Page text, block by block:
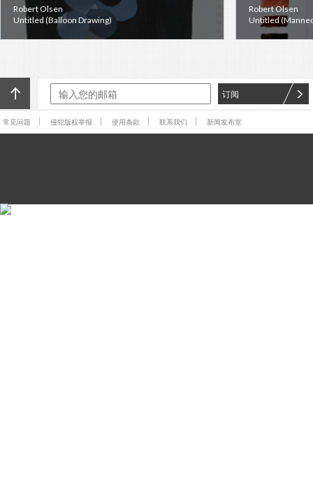
Robert Olsen
Untitled (Balloon Drawing)
Robert Olsen
Untitled
订阅
常见问题 侵犯版权举报 使用条款 联系我们 新闻发布室